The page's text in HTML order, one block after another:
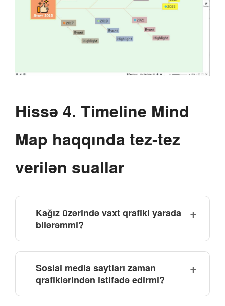
Hissə 4. Timeline Mind
Map haqqında tez-tez
verilən suallar
Kağız üzərində vaxt qrafiki yarada
bilərəmmi?
Sosial media saytları zaman
qrafiklərindən istifadə edirmi?